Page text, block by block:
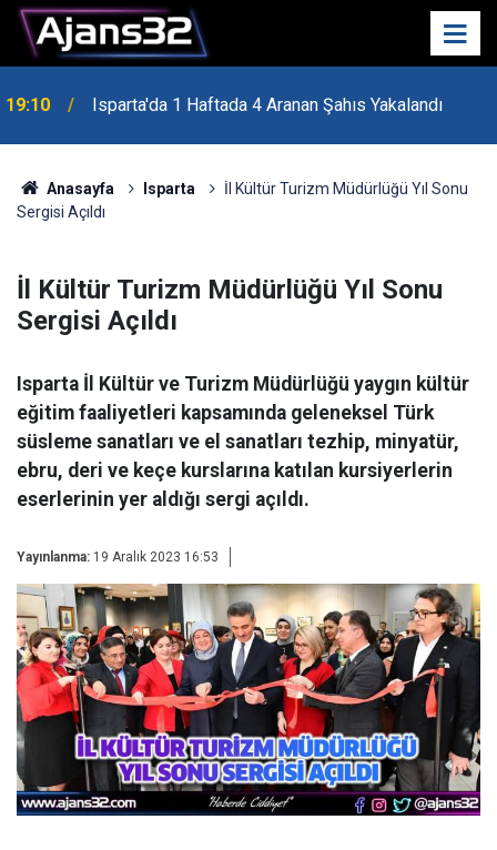
19:04 Zabun'dan Dostluk Yolu Mesajı
Anasayfa Isparta
İl Kültür Turizm Müdürlüğü Yıl Sonu
Sergisi Açıldı
İl Kültür Turizm Müdürlüğü Yıl Sonu
Sergisi Açıldı
Isparta İl Kültür ve Turizm Müdürlüğü yaygın kültür
eğitim faaliyetleri kapsamında geleneksel Türk
süsleme sanatları ve el sanatları tezhip, minyatür,
ebru, deri ve keçe kurslarına katılan kursiyerlerin
eserlerinin yer aldığı sergi açıldı.
Yayınlanma: 19 Aralık 2023 16:53